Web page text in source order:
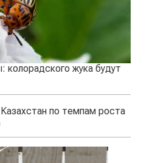
колорадского жука будут
по темпам роста